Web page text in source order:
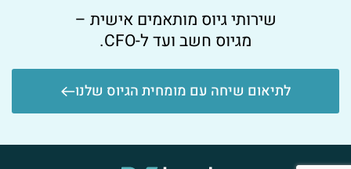
שירותי גיוס מותאמים אישית –
מגיוס חשב ועד ל-CFO.
לתיאום שיחה עם מומחית הגיוס שלנו